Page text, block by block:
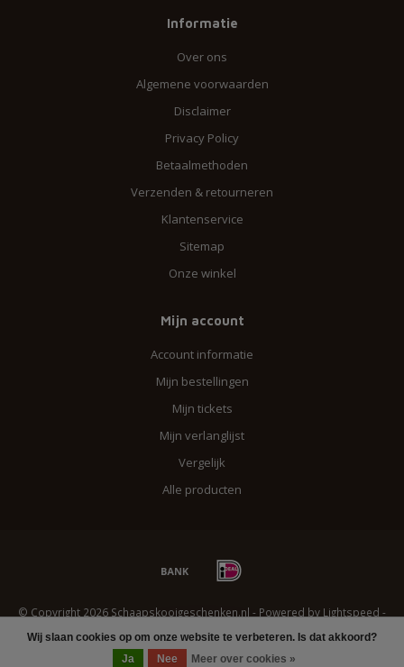
Wij slaan cookies op om onze website te verbeteren. Is dat akkoord?
Ja
Nee Meer over cookies »
Informatie
Over ons
Algemene voorwaarden
Disclaimer
Privacy Policy
Betaalmethoden
Verzenden & retourneren
Klantenservice
Sitemap
Onze winkel
Mijn account
Account informatie
Mijn bestellingen
Mijn tickets
Mijn verlanglijst
Vergelijk
Alle producten
© Copyright 2026 Schaapskooigeschenken.nl - Powered by Lightspeed -
Lightspeed designbyDyvelopment
FILTERS